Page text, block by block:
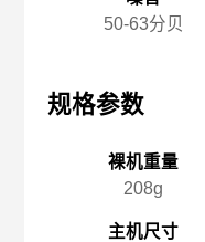
50-63分贝
规格参数
裸机重量
208g
主机尺寸